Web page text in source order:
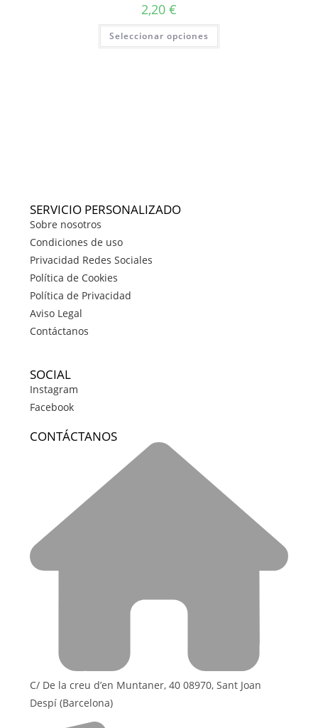
2,20 €
Seleccionar opciones
SERVICIO PERSONALIZADO
Sobre nosotros
Condiciones de uso
Privacidad Redes Sociales
Política de Cookies
Política de Privacidad
Aviso Legal
Contáctanos
SOCIAL
Instagram
Facebook
CONTÁCTANOS
C/ De la creu d’en Muntaner, 40 08970, Sant Joan
Despí (Barcelona)